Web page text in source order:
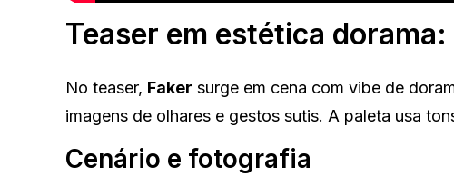
Teaser em estética
No teaser, Faker surge em cena com vibe de
imagens de olhares e gestos sutis. A paleta usa
Cenário e fotografia